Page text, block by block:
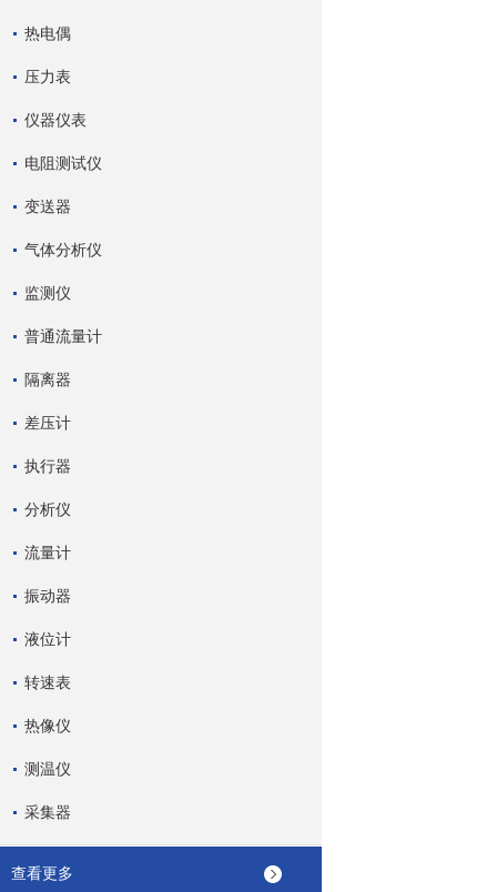
热电偶
压力表
仪器仪表
电阻测试仪
变送器
气体分析仪
监测仪
普通流量计
隔离器
差压计
执行器
分析仪
流量计
振动器
液位计
转速表
热像仪
测温仪
采集器
查看更多